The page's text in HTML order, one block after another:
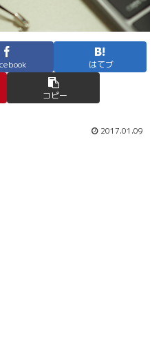
はてブ
コピー
2017.01.09